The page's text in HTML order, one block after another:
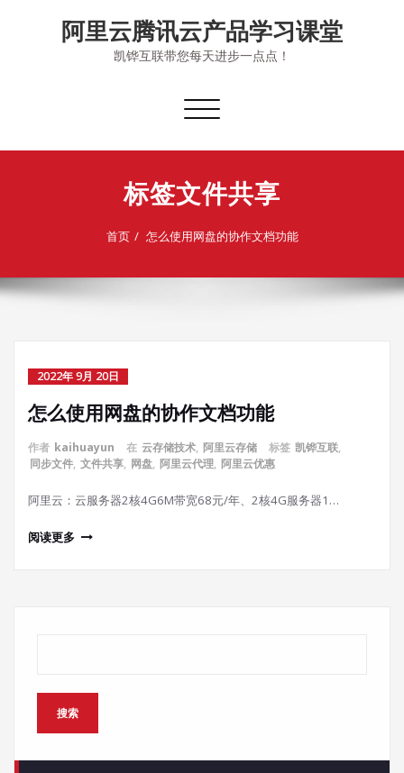
阿里云腾讯云产品学习课堂
凯铧互联带您每天进步一点点！
切
导
标签文件共享
首页 怎么使用网盘的协作文档功能
2022年 9月 20日
怎么使用网盘的协作文档功能
作者 kaihuayun 在 云存储技术, 阿里云存储 标签 凯铧互联,
同步文件, 文件共享, 网盘, 阿里云代理, 阿里云优惠
阿里云：云服务器2核4G6M带宽68元/年、2核4G服务器1…
阅读更多
搜索